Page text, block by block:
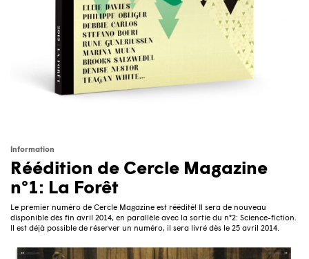
Information
Réédition de Cercle Magazine
n°1: La Forêt
Le premier numéro de Cercle Magazine est réédité! Il sera de nouveau
disponible dès fin avril 2014, en parallèle avec la sortie du n°2: Science-fiction.
Il est déjà possible de réserver un numéro, il sera livré dès le 25 avril 2014.